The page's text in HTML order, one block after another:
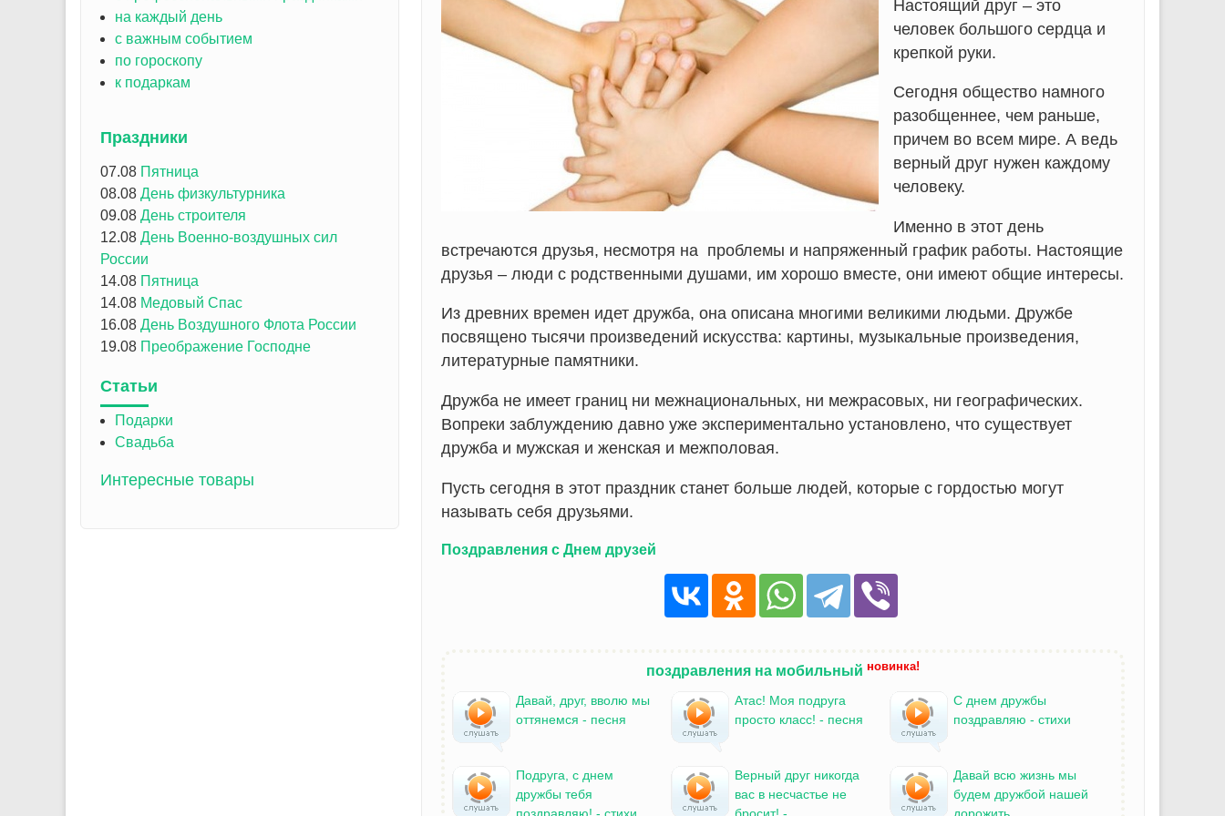
Настоящий друг – это
человек большого сердца и
крепкой руки.
Сегодня общество намного
разобщеннее, чем раньше,
причем во всем мире. А ведь
верный друг нужен каждому
человеку.
Именно в этот день
встречаются друзья, несмотря на проблемы и напряженный график работы. Настоящие
друзья – люди с родственными душами, им хорошо вместе, они имеют общие интересы.
Из древних времен идет дружба, она описана многими великими людьми. Дружбе
посвящено тысячи произведений искусства: картины, музыкальные произведения,
литературные памятники.
Дружба не имеет границ ни межнациональных, ни межрасовых, ни географических.
Вопреки заблуждению давно уже экспериментально установлено, что существует
дружба и мужская и женская и межполовая.
Пусть сегодня в этот праздник станет больше людей, которые с гордостью могут
называть себя друзьями.
Поздравления с Днем друзей
поздравления на мобильный новинка!
Давай, друг, вволю мы
оттянемся - песня
Атас! Моя подруга
просто класс! - песня
С днем дружбы
поздравляю - стихи
Подруга, с днем
дружбы тебя
поздравляю! - стихи
Верный друг никогда
вас в несчастье не
бросит! -...
Давай всю жизнь мы
будем дружбой нашей
дорожить...
на каждый день
с важным событием
по гороскопу
к подаркам
Праздники
07.08 Пятница
08.08 День физкультурника
09.08 День строителя
12.08 День Военно-воздушных сил
России
14.08 Пятница
14.08 Медовый Спас
16.08 День Воздушного Флота России
19.08 Преображение Господне
Статьи
Подарки
Свадьба
Интересные товары